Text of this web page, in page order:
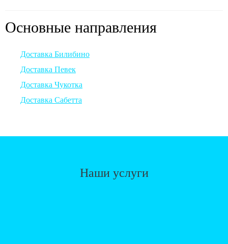
Основные направления
Доставка Билибино
Доставка Певек
Доставка Чукотка
Доставка Сабетта
Наши услуги